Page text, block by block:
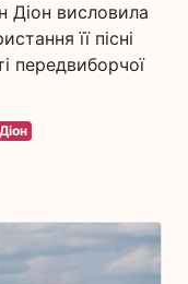
Діон висловила
її пісні
передвиборчої